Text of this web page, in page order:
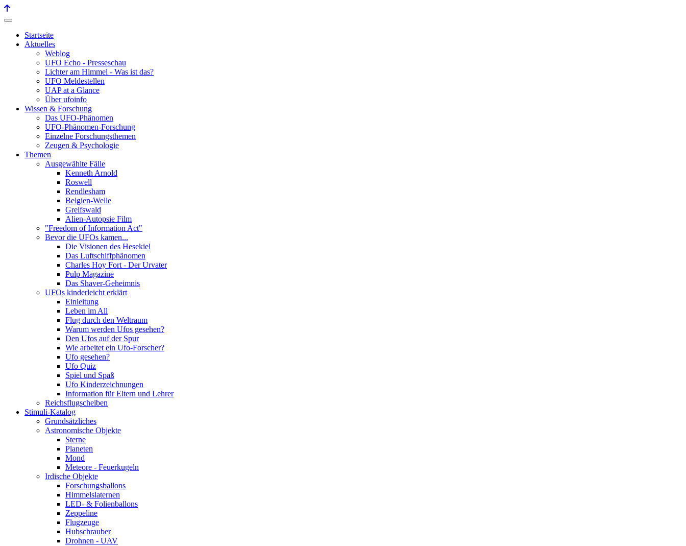
Startseite
Aktuelles
Weblog
UFO Echo - Presseschau
Lichter am Himmel - Was ist das?
UFO Meldestellen
UAP at a Glance
Über ufoinfo
Wissen & Forschung
Das UFO-Phänomen
UFO-Phänomen-Forschung
Einzelne Forschungsthemen
Zeugen & Psychologie
Themen
Ausgewählte Fälle
Kenneth Arnold
Roswell
Rendlesham
Belgien-Welle
Greifswald
Alien-Autopsie Film
"Freedom of Information Act"
Bevor die UFOs kamen...
Die Visionen des Hesekiel
Das Luftschiffphänomen
Charles Hoy Fort - Der Urvater
Pulp Magazine
Das Shaver-Geheimnis
UFOs kinderleicht erklärt
Einleitung
Leben im All
Flug durch den Weltraum
Warum werden Ufos gesehen?
Den Ufos auf der Spur
Wie arbeitet ein Ufo-Forscher?
Ufo gesehen?
Ufo Quiz
Spiel und Spaß
Ufo Kinderzeichnungen
Information für Eltern und Lehrer
Reichsflugscheiben
Stimuli-Katalog
Grundsätzliches
Astronomische Objekte
Sterne
Planeten
Mond
Meteore - Feuerkugeln
Irdische Objekte
Forschungsballons
Himmelslaternen
LED- & Folienballons
Zeppeline
Flugzeuge
Hubschrauber
Drohnen - UAV